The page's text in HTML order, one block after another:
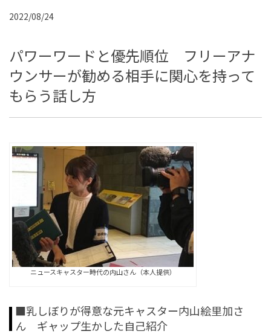
2022/08/24
パワーワードと優先順位 フリーアナ
ウンサーが勧める相手に関心を持って
もらう話し方
ニュースキャスター時代の内山さん（本人提供）
■乳しぼりが得意な元キャスター内山絵里加さ
ん ギャップ生かした自己紹介